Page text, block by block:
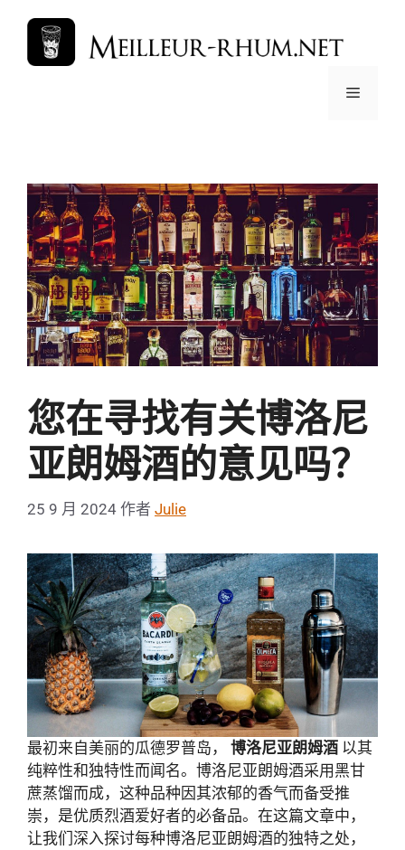
菜
您在寻找有关博洛尼
亚朗姆酒的意见吗？
25 9 月 2024 作者 Julie
最初来自美丽的瓜德罗普岛， 博洛尼亚朗姆酒 以其
纯粹性和独特性而闻名。博洛尼亚朗姆酒采用黑甘
蔗蒸馏而成，这种品种因其浓郁的香气而备受推
崇，是优质烈酒爱好者的必备品。在这篇文章中，
让我们深入探讨每种博洛尼亚朗姆酒的独特之处，